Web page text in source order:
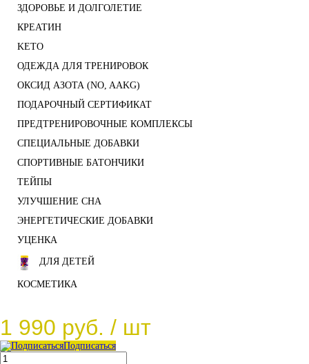
ЗДОРОВЬЕ И ДОЛГОЛЕТИЕ
КРЕАТИН
KETO
ОДЕЖДА ДЛЯ ТРЕНИРОВОК
ОКСИД АЗОТА (NO, AAKG)
ПОДАРОЧНЫЙ СЕРТИФИКАТ
ПРЕДТРЕНИРОВОЧНЫЕ КОМПЛЕКСЫ
СПЕЦИАЛЬНЫЕ ДОБАВКИ
СПОРТИВНЫЕ БАТОНЧИКИ
ТЕЙПЫ
УЛУЧШЕНИЕ СНА
ЭНЕРГЕТИЧЕСКИЕ ДОБАВКИ
УЦЕНКА
ДЛЯ ДЕТЕЙ
КОСМЕТИКА
1 990 руб. / шт
Подписаться